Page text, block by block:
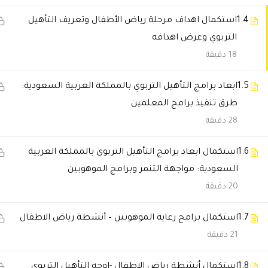
1.4استكمال اهداف مرحلة رياض الأطفال وتعريف التأهيل
التربوي وعرض اهدافه
18 دقيقة
1.5ابعاد برامج التأهيل التربوي بالمملكة العربية السعودية:
طرق تنفيذ برامج المعلمين
28 دقيقة
1.6استكمال ابعاد برامج التأهيل التربوي بالمملكة العربية
السعودية: مواجهة التنمر وبرامج الموهوبين
20 دقيقة
1.7استكمال برامج رعاية الموهوبين – أنشطة رياض الاطفال
21 دقيقة
شيخة البلوشي 2025-11-29 6:15 م
سالم العازمي 2025-11-28 7:04 م
جواهر القحطاني 2025-11-27 12:38 ص
الدراسة عندكم ممتعة
خالد الغامدي 2025-11-23 9:16 م